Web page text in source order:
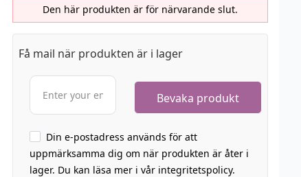
Den här produkten är för närvarande slut.
Få mail när produkten är i lager
Din e-postadress används för att
uppmärksamma dig om när produkten är åter i
lager. Du kan läsa mer i vår integritetspolicy.